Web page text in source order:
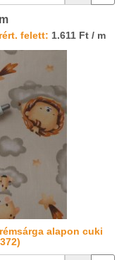
felett: 1.611 Ft / m
alapon cuki